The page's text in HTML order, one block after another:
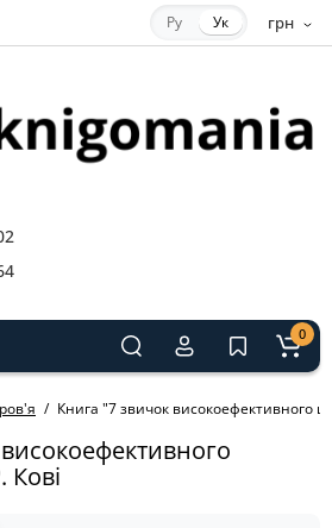
грн
Ру Ук
0
Книга "7 звичок високоефективного